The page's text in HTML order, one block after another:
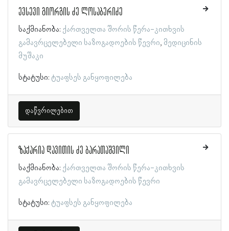
ევსევი გიორგის ძე ლოსაბერიძე
საქმიანობა: ქართველთა შორის წერა-კითხვის
გამავრცელებელი საზოგადოების წევრი მედიცინის
მუშაკი
სტატუსი: ტუაფსეს განყოფილება
დაწვრილებით
ზაქარია დავითის ძე ბარათაშვილი
საქმიანობა: ქართველთა შორის წერა-კითხვის
გამავრცელებელი საზოგადოების წევრი
სტატუსი: ტუაფსეს განყოფილება